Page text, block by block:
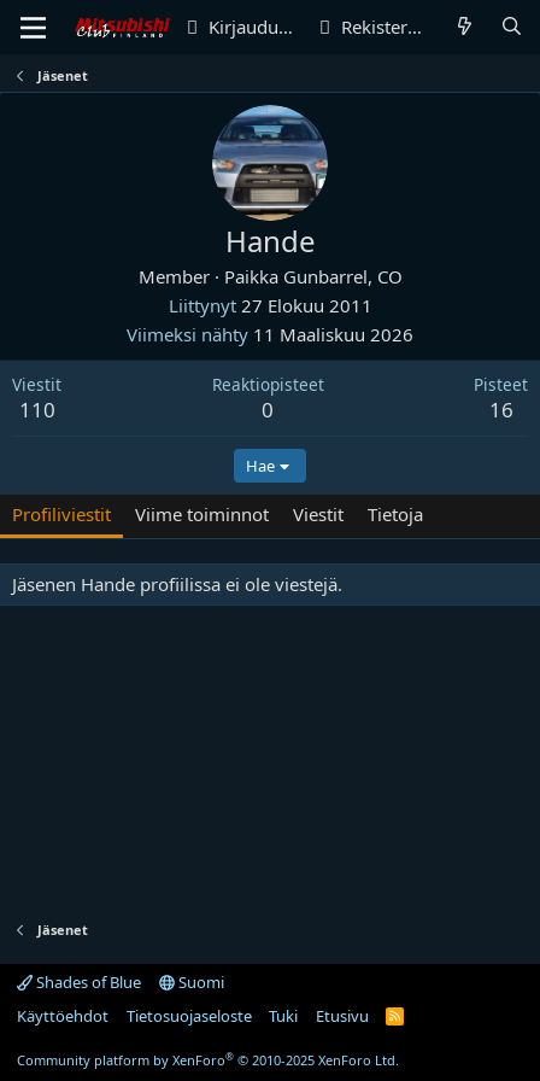
Kirjaudu sisään Rekisteröidy
Jäsenet
Hande
Member · Paikka Gunbarrel, CO
Liittynyt 27 Elokuu 2011
Viimeksi nähty 11 Maaliskuu 2026
Viestit
110
Reaktiopisteet
0
Pisteet
16
Hae
Profiliviestit Viime toiminnot Viestit Tietoja
Jäsenen Hande profiilissa ei ole viestejä.
Jäsenet
Shades of Blue
Suomi
Käyttöehdot
Tietosuojaseloste Tuki Etusivu
R
Community platform by XenForo® © 2010-2025 XenForo Ltd.